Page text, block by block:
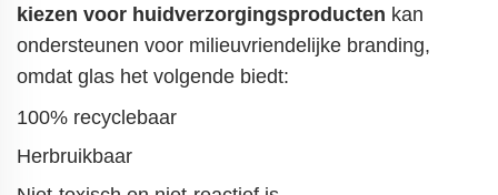
kiezen voor huidverzorgingsproducten kan
ondersteunen voor milieuvriendelijke branding,
omdat glas het volgende biedt:
100% recyclebaar
Herbruikbaar